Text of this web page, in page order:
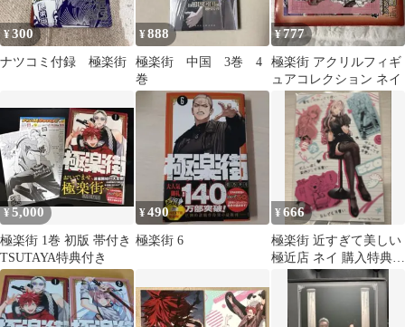
¥300
ナツコミ付録 極楽街
¥888
極楽街 中国 3巻 4
巻
¥777
極楽街 アクリルフィギ
ュアコレクション ネイ
¥5,000
極楽街 1巻 初版 帯付き
TSUTAYA特典付き
¥490
極楽街 6
¥666
極楽街 近すぎて美しい
極近店 ネイ 購入特典
ポストカード